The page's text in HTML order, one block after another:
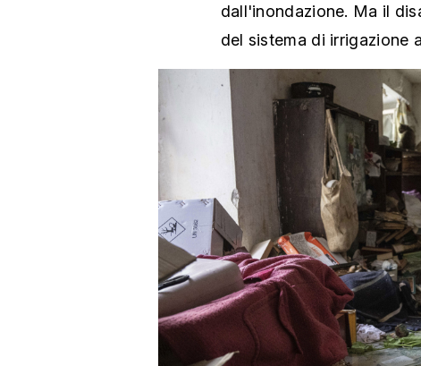
dall'inondazione. Ma il
del sistema di irrigazione